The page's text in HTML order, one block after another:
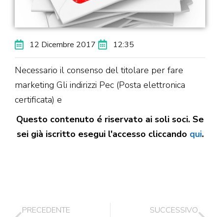
12 Dicembre 2017 12:35
Necessario il consenso del titolare per fare
marketing Gli indirizzi Pec (Posta elettronica
certificata) e
Questo contenuto é riservato ai soli soci. Se
sei già iscritto esegui l'accesso cliccando qui.
PRECEDENTE SUCCESSIVO